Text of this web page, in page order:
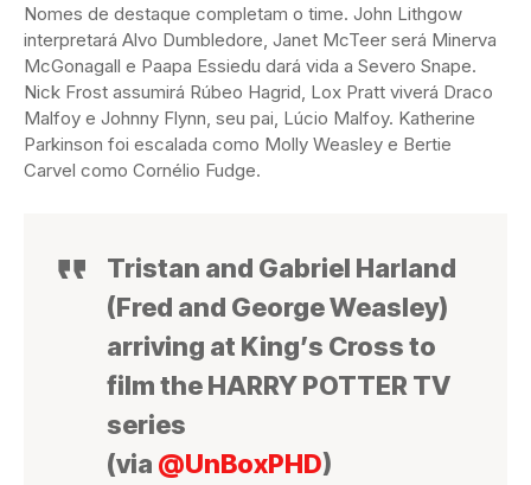
Nomes de destaque completam o time. John Lithgow
interpretará Alvo Dumbledore, Janet McTeer será Minerva
McGonagall e Paapa Essiedu dará vida a Severo Snape.
Nick Frost assumirá Rúbeo Hagrid, Lox Pratt viverá Draco
Malfoy e Johnny Flynn, seu pai, Lúcio Malfoy. Katherine
Parkinson foi escalada como Molly Weasley e Bertie
Carvel como Cornélio Fudge.
Tristan and Gabriel Harland
(Fred and George Weasley)
arriving at King’s Cross to
film the HARRY POTTER TV
series
(via @UnBoxPHD)